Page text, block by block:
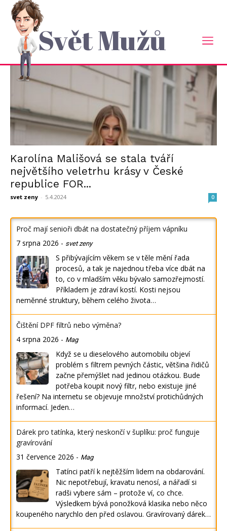
Svět Mužů
Domů Tagy
štítek: For Beauty
Karolína Mališová se stala tváří
největšího veletrhu krásy v České
republice FOR...
svet zeny - 5.4.2024 0
Proč mají senioři dbát na dostatečný příjem vápníku
7 srpna 2026 - svet zeny
S přibývajícím věkem se v těle mění řada
procesů, a tak je najednou třeba více dbát na
to, co v mladším věku bývalo samozřejmostí.
Příkladem je zdraví kostí. Kosti nejsou
neměnné struktury, během celého života…
Čištění DPF filtrů nebo výměna?
4 srpna 2026 - Mag
Když se u dieselového automobilu objeví
problém s filtrem pevných částic, většina řidičů
začne přemýšlet nad jedinou otázkou. Bude
potřeba koupit nový filtr, nebo existuje jiné
řešení? Na internetu se objevuje množství protichůdných
informací. Jeden…
Dárek pro tatínka, který neskončí v šuplíku: proč funguje
gravírování
31 července 2026 - Mag
Tatínci patří k nejtěžším lidem na obdarování.
Nic nepotřebují, kravatu nenosí, a nářadí si
radši vybere sám – protože ví, co chce.
Výsledkem bývá ponožková klasika nebo něco
koupeného narychlo den před oslavou. Gravírovaný dárek…